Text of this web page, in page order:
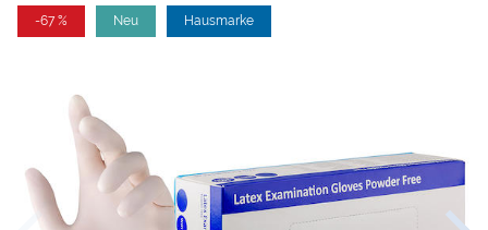
-67 % Neu Hausmarke